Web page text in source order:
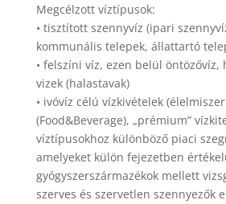
Megcélzott víztípusok:
• tisztított szennyvíz (ipari
kommunális telepek, állattartó
• felszíni víz, ezen belül öntözővíz,
vizek (halastavak)
• ivóvíz célú vízkivételek
(Food&Beverage), „prémium”
víztípusokhoz különböző piaci
amelyeket külön fejezetben
gyógyszerszármazékok mellett
szerves és szervetlen szennyezők